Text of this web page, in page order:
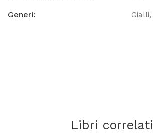
Generi: Gialli
Libri correlati